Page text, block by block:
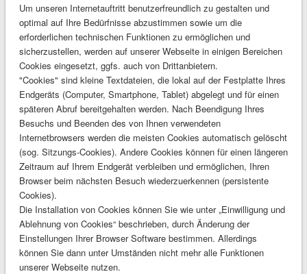
Um unseren Internetauftritt benutzerfreundlich zu gestalten und
optimal auf Ihre Bedürfnisse abzustimmen sowie um die
erforderlichen technischen Funktionen zu ermöglichen und
sicherzustellen, werden auf unserer Webseite in einigen Bereichen
Cookies eingesetzt, ggfs. auch von Drittanbietern.
"Cookies" sind kleine Textdateien, die lokal auf der Festplatte Ihres
Endgeräts (Computer, Smartphone, Tablet) abgelegt und für einen
späteren Abruf bereitgehalten werden. Nach Beendigung Ihres
Besuchs und Beenden des von Ihnen verwendeten
Internetbrowsers werden die meisten Cookies automatisch gelöscht
(sog. Sitzungs-Cookies). Andere Cookies können für einen längeren
Zeitraum auf Ihrem Endgerät verbleiben und ermöglichen, Ihren
Browser beim nächsten Besuch wiederzuerkennen (persistente
Cookies).
Die Installation von Cookies können Sie wie unter „Einwilligung und
Ablehnung von Cookies“ beschrieben, durch Änderung der
Einstellungen Ihrer Browser Software bestimmen. Allerdings
können Sie dann unter Umständen nicht mehr alle Funktionen
unserer Webseite nutzen.